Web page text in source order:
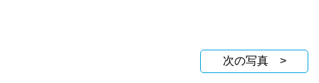
次の写真 >